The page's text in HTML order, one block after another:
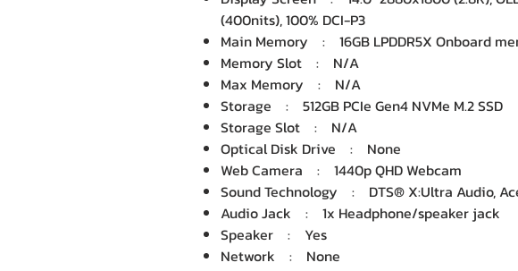
(400nits), 100% DCI-P3
Main Memory : 16GB LPDDR5X Onboard
Memory Slot : N/A
Max Memory : N/A
Storage : 512GB PCIe Gen4 NVMe M.2 SSD
Storage Slot : N/A
Optical Disk Drive : None
Web Camera : 1440p QHD Webcam
Sound Technology : DTS® X:Ultra Audio,
Audio Jack : 1x Headphone/speaker jack
Speaker : Yes
Network : None